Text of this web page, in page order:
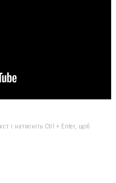
і натисніть Ctrl + Enter, щоб